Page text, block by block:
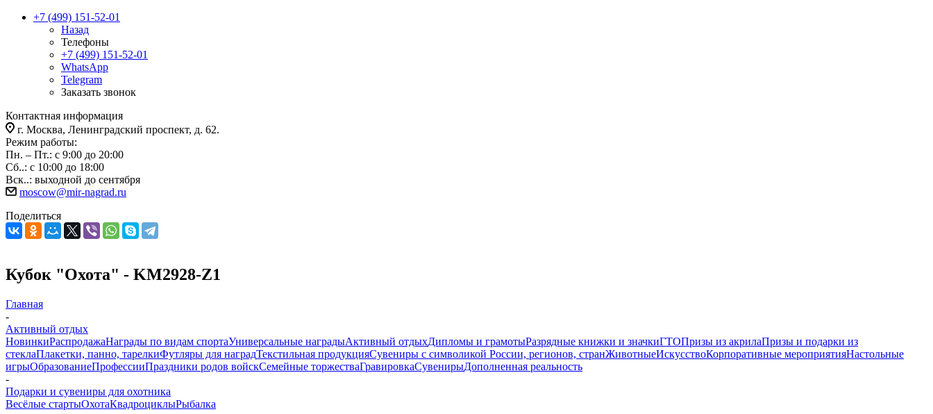
+7 (499) 151-52-01
Назад
Телефоны
+7 (499) 151-52-01
WhatsApp
Telegram
Заказать звонок
Контактная информация
г. Москва, Ленинградский проспект, д. 62.
Режим работы:
Пн. – Пт.: с 9:00 до 20:00
Сб..: с 10:00 до 18:00
Вск..: выходной до сентября
moscow@mir-nagrad.ru
Поделиться
Кубок "Охота" - KM2928-Z1
Главная
-
Активный отдых
НовинкиРаспродажаНаграды по видам спортаУниверсальные наградыАктивный отдыхДипломы и грамотыРазрядные книжки и значкиГТОПризы из акрилаПризы и подарки из
стеклаПлакетки, панно, тарелкиФутляры для наградТекстильная продукцияСувениры с символикой России, регионов, странЖивотныеИскусствоКорпоративные мероприятияНастольные
игрыОбразованиеПрофессииПраздники родов войскСемейные торжестваГравировкаСувенирыДополненная реальность
-
Подарки и сувениры для охотника
Весёлые стартыОхотаКвадроциклыРыбалка